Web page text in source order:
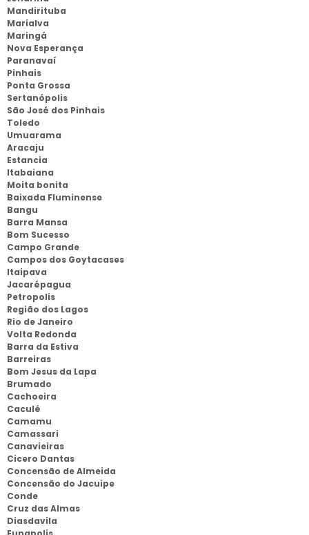
Mandirituba
Marialva
Maringá
Nova Esperança
Paranavaí
Pinhais
Ponta Grossa
Sertanópolis
São José dos Pinhais
Toledo
Umuarama
Aracaju
Estancia
Itabaiana
Moita bonita
Baixada Fluminense
Bangu
Barra Mansa
Bom Sucesso
Campo Grande
Campos dos Goytacases
Itaipava
Jacarépagua
Petropolis
Região dos Lagos
Rio de Janeiro
Volta Redonda
Barra da Estiva
Barreiras
Bom Jesus da Lapa
Brumado
Cachoeira
Caculé
Camamu
Camassari
Canavieiras
Cicero Dantas
Concensão de Almeida
Concensão do Jacuipe
Conde
Cruz das Almas
Diasdavila